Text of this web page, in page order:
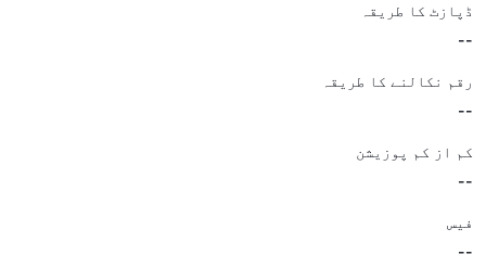
ڈپازٹ کا طریقہ
--
رقم نکالنے کا طریقہ
--
کم از کم پوزیشن
--
فیس
--